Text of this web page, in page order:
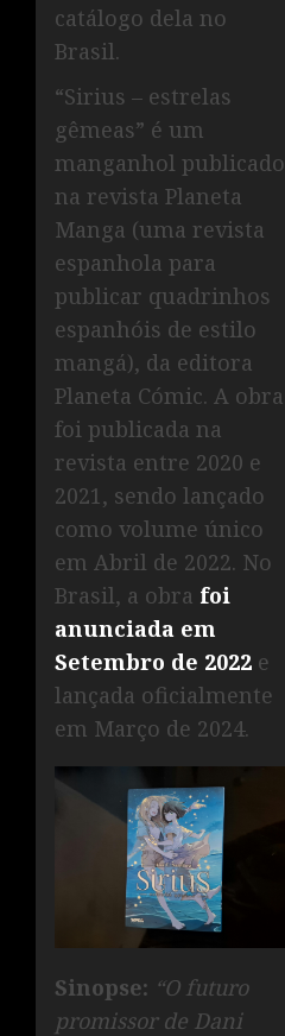
catálogo dela no
Brasil.
“Sirius – estrelas
gêmeas” é um
manganhol publicado
na revista Planeta
Manga (uma revista
espanhola para
publicar quadrinhos
espanhóis de estilo
mangá), da editora
Planeta Cómic. A obra
foi publicada na
revista entre 2020 e
2021, sendo lançado
como volume único
em Abril de 2022. No
Brasil, a obra foi
anunciada em
Setembro de 2022 e
lançada oficialmente
em Março de 2024.
Sinopse: “O futuro
promissor de Dani